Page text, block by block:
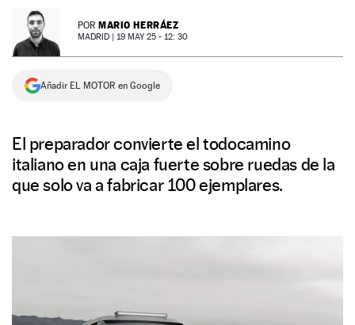
NEWSLETTER POR MARIO HERRÁEZ
MADRID | 19 MAY 25 - 12: 30
Añadir EL MOTOR en Google
El preparador convierte el todocamino
italiano en una caja fuerte sobre ruedas de la
que solo va a fabricar 100 ejemplares.